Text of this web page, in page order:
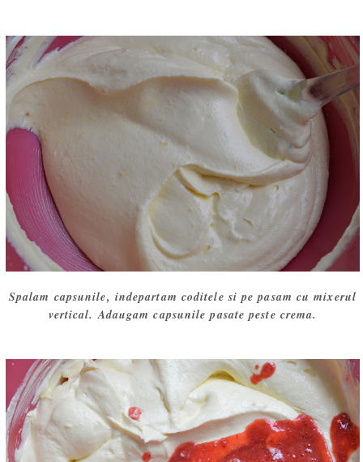
Spalam capsunile, indepartam coditele si pe pasam cu mixerul
vertical. Adaugam capsunile pasate peste crema.